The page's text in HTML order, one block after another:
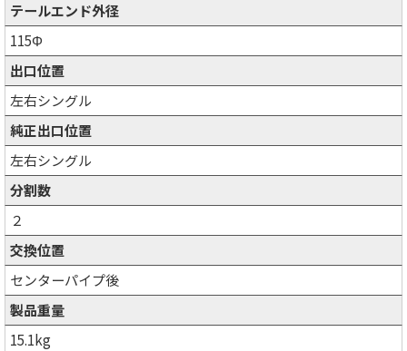
テールエンド外径
115Φ
出口位置
左右シングル
純正出口位置
左右シングル
分割数
２
交換位置
センターパイプ後
製品重量
15.1kg